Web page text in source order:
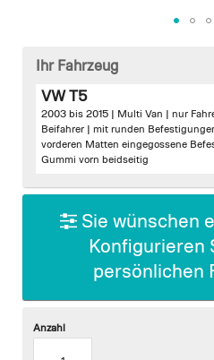
beginning
images
Ihr Fahrzeug
VW T5
2003 bis 2015 | Multi Van | nur
Beifahrer | mit runden
vorderen Matten eingegossene
Gummi vorn beidseitig
Sie wünschen
Konfigurieren
persönlichen
Anzahl